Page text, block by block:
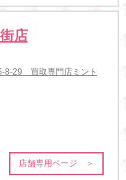
店
8-29 買取専門店ミント
店舗専用ページ ＞